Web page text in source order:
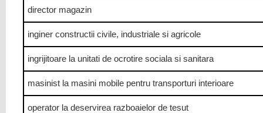
director magazin
inginer constructii civile, industriale si agricole
ingrijitoare la unitati de ocrotire sociala si sanitara
masinist la masini mobile pentru transporturi interioare
operator la deservirea razboaielor de tesut